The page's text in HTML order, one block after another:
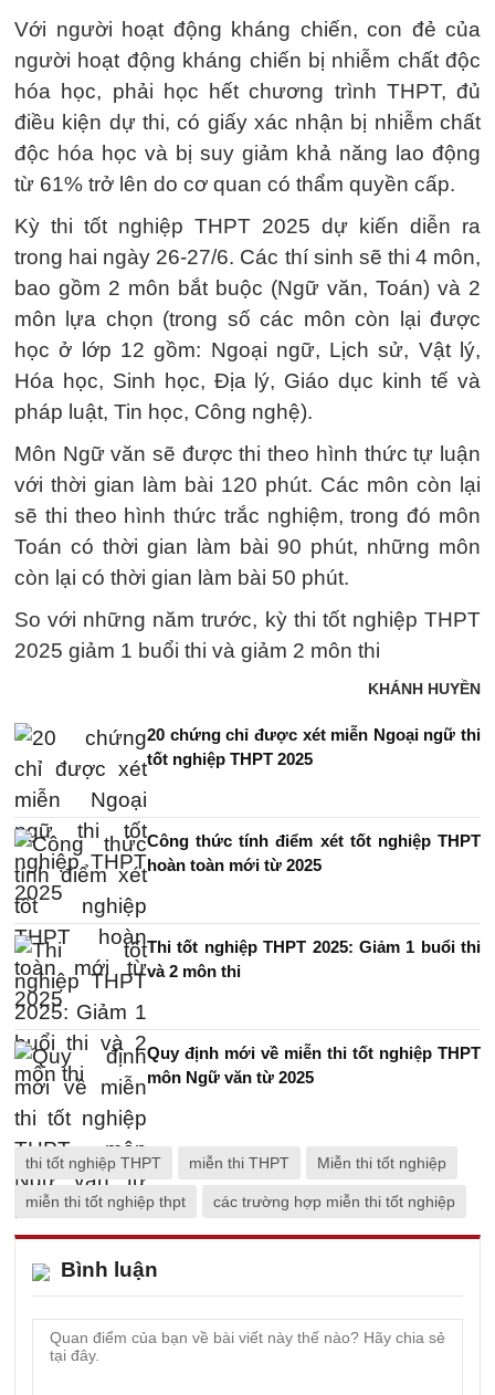
Với người hoạt động kháng chiến, con đẻ của
người hoạt động kháng chiến bị nhiễm chất độc
hóa học, phải học hết chương trình THPT, đủ
điều kiện dự thi, có giấy xác nhận bị nhiễm chất
độc hóa học và bị suy giảm khả năng lao động
từ 61% trở lên do cơ quan có thẩm quyền cấp.
Kỳ thi tốt nghiệp THPT 2025 dự kiến diễn ra
trong hai ngày 26-27/6. Các thí sinh sẽ thi 4 môn,
bao gồm 2 môn bắt buộc (Ngữ văn, Toán) và 2
môn lựa chọn (trong số các môn còn lại được
học ở lớp 12 gồm: Ngoại ngữ, Lịch sử, Vật lý,
Hóa học, Sinh học, Địa lý, Giáo dục kinh tế và
pháp luật, Tin học, Công nghệ).
Môn Ngữ văn sẽ được thi theo hình thức tự luận
với thời gian làm bài 120 phút. Các môn còn lại
sẽ thi theo hình thức trắc nghiệm, trong đó môn
Toán có thời gian làm bài 90 phút, những môn
còn lại có thời gian làm bài 50 phút.
So với những năm trước, kỳ thi tốt nghiệp THPT
2025 giảm 1 buổi thi và giảm 2 môn thi
KHÁNH HUYỀN
20 chứng chỉ được xét miễn Ngoại ngữ thi
tốt nghiệp THPT 2025
Công thức tính điểm xét tốt nghiệp THPT
hoàn toàn mới từ 2025
Thi tốt nghiệp THPT 2025: Giảm 1 buổi thi
và 2 môn thi
Quy định mới về miễn thi tốt nghiệp THPT
môn Ngữ văn từ 2025
thi tốt nghiệp THPT miễn thi THPT Miễn thi tốt nghiệp
miễn thi tốt nghiệp thpt các trường hợp miễn thi tốt nghiệp
Bình luận